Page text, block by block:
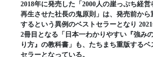
2018年に発売した「2000人の崖っぷち経営
再生させた社長の鬼原則」は、発売前から
するという異例のベストセラーとなり
2冊目となる「日本一わかりやすい『強み
り方』の教科書」も、たちまち重版するベ
セラーとなっている。